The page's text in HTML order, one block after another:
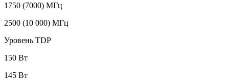
1750 (7000) МГц
2500 (10 000) МГц
Уровень TDP
150 Вт
145 Вт